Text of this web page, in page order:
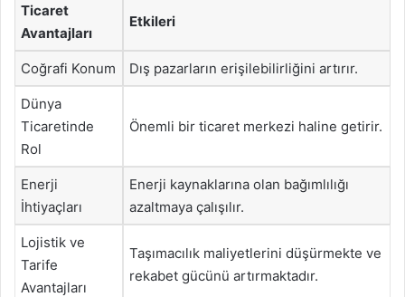
Ticaret
Avantajları
Etkileri
Coğrafi Konum Dış pazarların erişilebilirliğini artırır.
Dünya
Ticaretinde
Rol
Önemli bir ticaret merkezi haline getirir.
Enerji
İhtiyaçları
Enerji kaynaklarına olan bağımlılığı
azaltmaya çalışılır.
Lojistik ve
Tarife
Avantajları
Taşımacılık maliyetlerini düşürmekte ve
rekabet gücünü artırmaktadır.